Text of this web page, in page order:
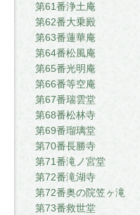
第61番浄土庵
第62番大乗殿
第63番蓮華庵
第64番松風庵
第65番光明庵
第66番等空庵
第67番瑞雲堂
第68番松林寺
第69番瑠璃堂
第70番長勝寺
第71番滝ノ宮堂
第72番滝湖寺
第72番奥の院笠ヶ滝
第73番救世堂